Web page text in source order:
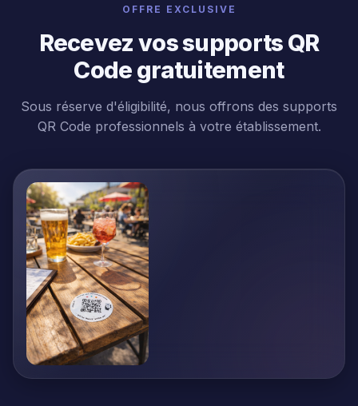
OFFRE EXCLUSIVE
Recevez vos supports QR
Code gratuitement
Sous réserve d'éligibilité, nous offrons des supports
QR Code professionnels à votre établissement.